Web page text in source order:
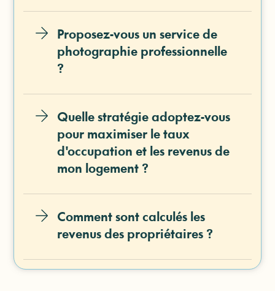
Proposez-vous un service de
photographie professionnelle
?
Quelle stratégie adoptez-vous
pour maximiser le taux
d'occupation et les revenus de
mon logement ?
Comment sont calculés les
revenus des propriétaires ?